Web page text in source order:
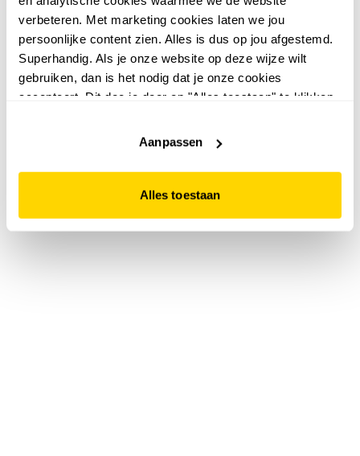
verbeteren. Met marketing cookies laten we jou
persoonlijke content zien. Alles is dus op jou afgestemd.
Superhandig. Als je onze website op deze wijze wilt
gebruiken, dan is het nodig dat je onze cookies
accepteert. Dit doe je door op "Alles toestaan" te klikken.
website niet optimaal functioneert.
Aanpassen
Alles toestaan